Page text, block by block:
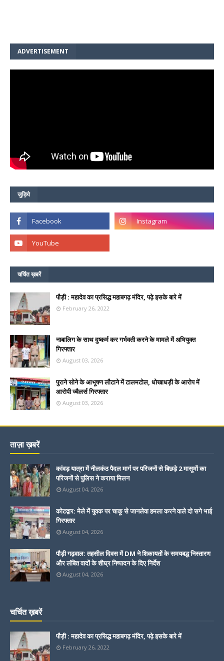
ADVERTISEMENT
जुड़िये
चर्चित ख़बरें
पौड़ी : महादेव का प्रसिद्ध महाबगढ़ मंदिर, पढ़े इसके बारे में
February 26, 2022
नाबालिग के साथ दुष्कर्म कर गर्भवती करने के मामले में अभियुक्त
गिरफ्तार
August 03, 2026
पुराने सोने के आभूषण लौटाने में टालमटोल, धोखाधड़ी के आरोप में
आरोपी ज्वैलर्स गिरफ्तार
August 03, 2026
ताज़ा ख़बरें
कांवड़ यात्रा में नीलकंठ पैदल मार्ग पर परिजनों से बिछड़े 2 मासूमों का
परिजनों से पुलिस ने कराया मिलन
August 04, 2026
कोटद्वार: मेले में युवक पर चाकू से जानलेवा हमला करने वाले दो सगे भाई
गिरफ्तार
August 04, 2026
पौड़ी गढ़वाल: तहसील दिवस में DM ने शिकायतों के समयबद्ध निस्तारण
और लंबित वादों के शीघ्र निष्पादन के दिए निर्देश
August 04, 2026
चर्चित ख़बरें
पौड़ी : महादेव का प्रसिद्ध महाबगढ़ मंदिर, पढ़े इसके बारे में
February 26, 2022